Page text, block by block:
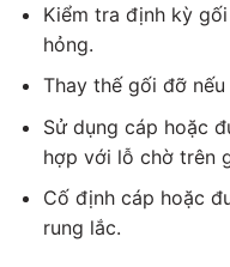
Kiểm tra định kỳ
hỏng.
Thay thế gối đỡ
Sử dụng cáp hoặc
hợp với lỗ chờ trên
Cố định cáp hoặc
rung lắc.